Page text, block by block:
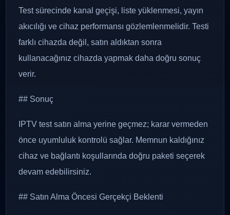
Test sürecinde kanal geçişi, liste yüklenmesi, yayın
akıcılığı ve cihaz performansı gözlemlenmelidir. Testi
farklı cihazda değil, satın aldıktan sonra
kullanacağınız cihazda yapmak daha doğru sonuç
verir.
## Sonuç
IPTV test satın alma yerine geçmez; karar vermeden
önce uyumluluk kontrolü sağlar. Memnun kaldığınız
cihaz ve bağlantı koşullarında doğru paketi seçerek
devam edebilirsiniz.
## Satın Alma Öncesi Gerçekçi Beklenti